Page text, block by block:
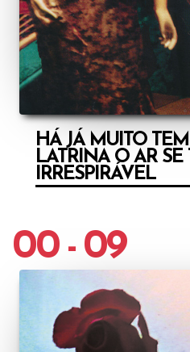
HÁ JÁ MUITO
LATRINA O AR
IRRESPIRÁVEL
00 - 09